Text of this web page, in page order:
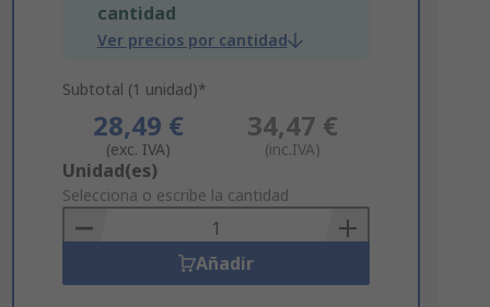
cantidad
Ver precios por cantidad
Subtotal (1 unidad)*
28,49 €
(exc. IVA)
34,47 €
(inc.IVA)
Add
to
Basket
Unidad(es)
Selecciona o escribe la cantidad
Añadir